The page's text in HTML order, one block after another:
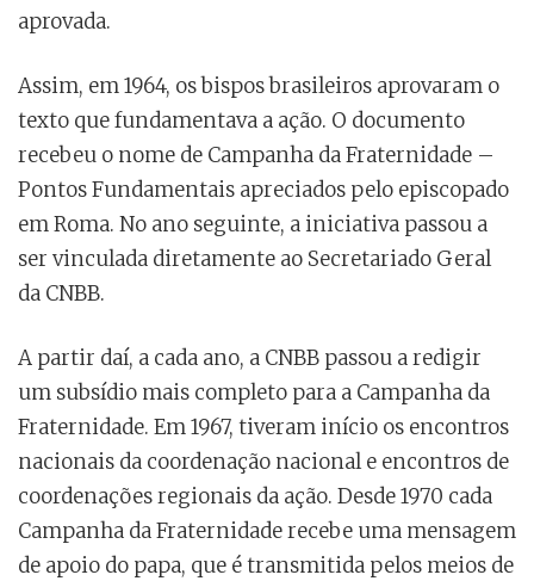
aprovada.
Assim, em 1964, os bispos brasileiros aprovaram o
texto que fundamentava a ação. O documento
recebeu o nome de Campanha da Fraternidade –
Pontos Fundamentais apreciados pelo episcopado
em Roma. No ano seguinte, a iniciativa passou a
ser vinculada diretamente ao Secretariado Geral
da CNBB.
A partir daí, a cada ano, a CNBB passou a redigir
um subsídio mais completo para a Campanha da
Fraternidade. Em 1967, tiveram início os encontros
nacionais da coordenação nacional e encontros de
coordenações regionais da ação. Desde 1970 cada
Campanha da Fraternidade recebe uma mensagem
de apoio do papa, que é transmitida pelos meios de